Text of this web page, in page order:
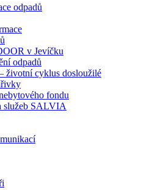
odpadů
v Jevíčku
odpadů
životní cyklus dosloužilé
fondu
služeb SALVIA